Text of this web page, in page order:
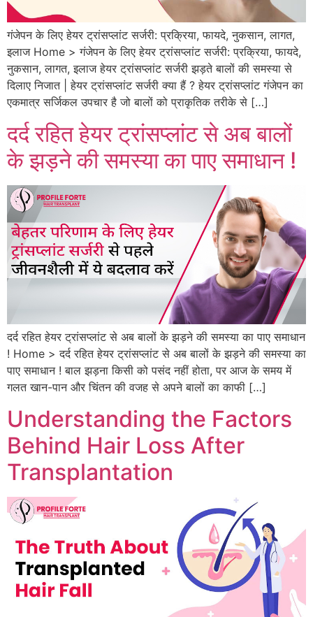
गंजेपन के लिए हेयर ट्रांसप्लांट सर्जरी: प्रक्रिया, फायदे, नुकसान, लागत,
इलाज Home > गंजेपन के लिए हेयर ट्रांसप्लांट सर्जरी: प्रक्रिया, फायदे,
नुकसान, लागत, इलाज हेयर ट्रांसप्लांट सर्जरी झड़ते बालों की समस्या से
दिलाए निजात | हेयर ट्रांसप्लांट सर्जरी क्या हैं ? हेयर ट्रांसप्लांट गंजेपन का
एकमात्र सर्जिकल उपचार है जो बालों को प्राकृतिक तरीके से […]
दर्द रहित हेयर ट्रांसप्लांट से अब बालों
के झड़ने की समस्या का पाए समाधान !
दर्द रहित हेयर ट्रांसप्लांट से अब बालों के झड़ने की समस्या का पाए समाधान
! Home > दर्द रहित हेयर ट्रांसप्लांट से अब बालों के झड़ने की समस्या का
पाए समाधान ! बाल झड़ना किसी को पसंद नहीं होता, पर आज के समय में
गलत खान-पान और चिंतन की वजह से अपने बालों का काफी […]
Understanding the Factors
Behind Hair Loss After
Transplantation